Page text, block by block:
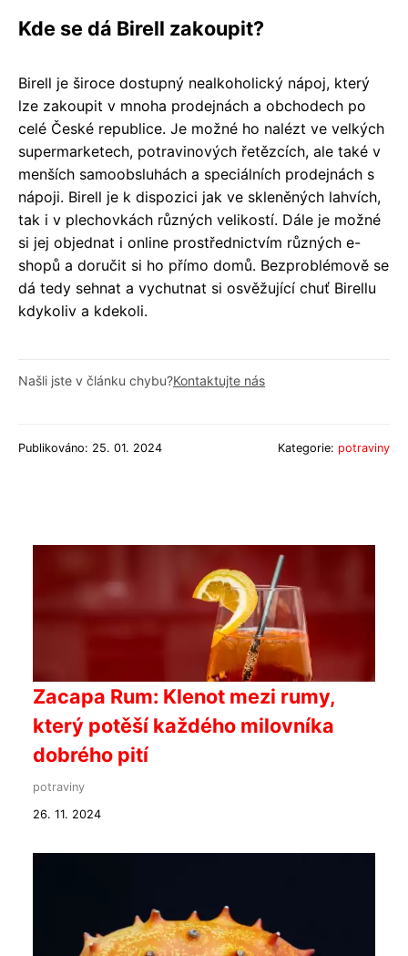
Kde se dá Birell zakoupit?
Birell je široce dostupný nealkoholický nápoj, který
lze zakoupit v mnoha prodejnách a obchodech po
celé České republice. Je možné ho nalézt ve velkých
supermarketech, potravinových řetězcích, ale také v
menších samoobsluhách a speciálních prodejnách s
nápoji. Birell je k dispozici jak ve skleněných lahvích,
tak i v plechovkách různých velikostí. Dále je možné
si jej objednat i online prostřednictvím různých e-
shopů a doručit si ho přímo domů. Bezproblémově se
dá tedy sehnat a vychutnat si osvěžující chuť Birellu
kdykoliv a kdekoli.
Našli jste v článku chybu?Kontaktujte nás
Publikováno: 25. 01. 2024 Kategorie: potraviny
Zacapa Rum: Klenot mezi rumy,
který potěší každého milovníka
dobrého pití
potraviny
26. 11. 2024